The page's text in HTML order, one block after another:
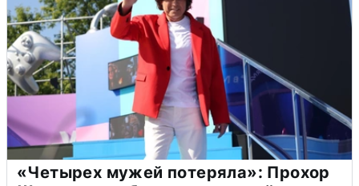
«Четырех мужей потеряла»: Прохор